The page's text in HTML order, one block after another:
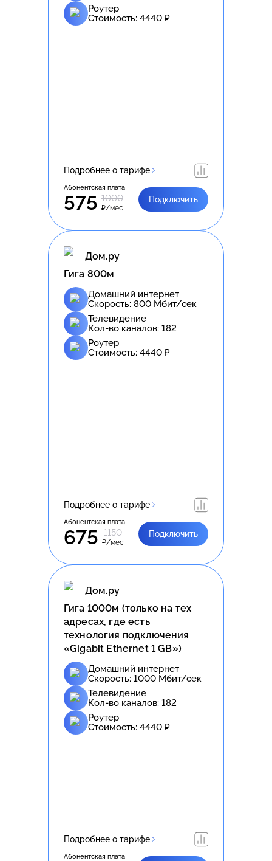
Роутер
Стоимость: 4440 ₽
Подробнее о тарифе
Абонентская плата
575 1000
₽/мес
Подключить
Дом.ру
Гига 800м
Домашний интернет
Скорость: 800 Мбит/сек
Телевидение
Кол-во каналов: 182
Роутер
Стоимость: 4440 ₽
Подробнее о тарифе
Абонентская плата
675 1150
₽/мес
Подключить
Дом.ру
Гига 1000м (только на тех
адресах, где есть
технология подключения
«Gigabit Ethernet 1 GB»)
Домашний интернет
Скорость: 1000 Мбит/сек
Телевидение
Кол-во каналов: 182
Роутер
Стоимость: 4440 ₽
Подробнее о тарифе
Абонентская плата